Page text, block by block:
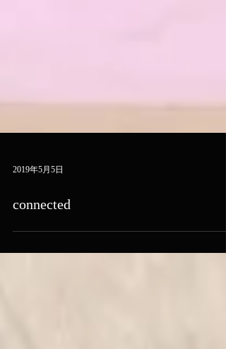
2019年5月5日
connected